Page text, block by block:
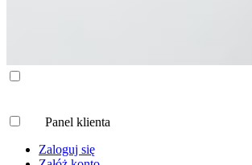
Panel klienta
Zaloguj się